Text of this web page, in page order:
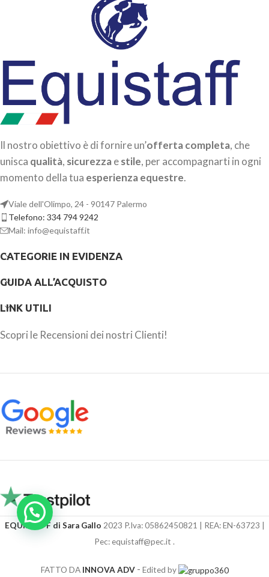
Il nostro obiettivo è di fornire un’offerta completa, che
unisca qualità, sicurezzaestile, per accompagnarti in ogni
momento della tua esperienza equestre.
Viale dell'Olimpo, 24 - 90147 Palermo
Telefono: 334 794 9242
Mail: info@equistaff.it
CATEGORIE IN EVIDENZA
GUIDA ALL’ACQUISTO
LINK UTILI
Scopri le Recensioni dei nostri Clienti!
EQUISTAFF di Sara Gallo 2023 P.Iva: 05862450821 | REA: EN-63723 |
Pec: equistaff@pec.it .
FATTO DA INNOVA ADV- Edited by